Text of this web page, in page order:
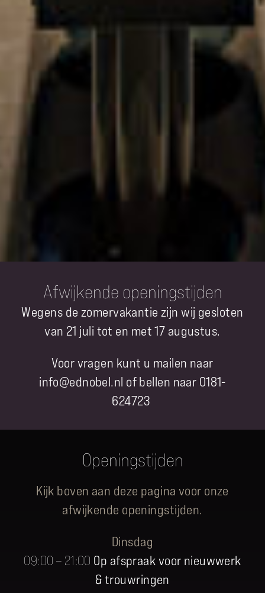
Afwijkende openingstijden
Wegens de zomervakantie zijn wij gesloten
van 21 juli tot en met 17 augustus.
Voor vragen kunt u mailen naar
info@ednobel.nl of bellen naar 0181-
624723
Openingstijden
Kijk boven aan deze pagina voor onze
afwijkende openingstijden.
Dinsdag
09:00 – 21:00 Op afspraak voor nieuwwerk
& trouwringen